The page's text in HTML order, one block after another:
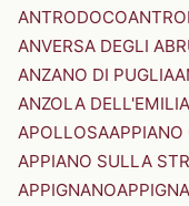
ANTRODOCO
ANVERSA DEGLI
ANZANO DI PUGLIA
ANZOLA DELL'EMILIA
APOLLOSAAPPIANO
APPIANO SULLA
APPIGNANO